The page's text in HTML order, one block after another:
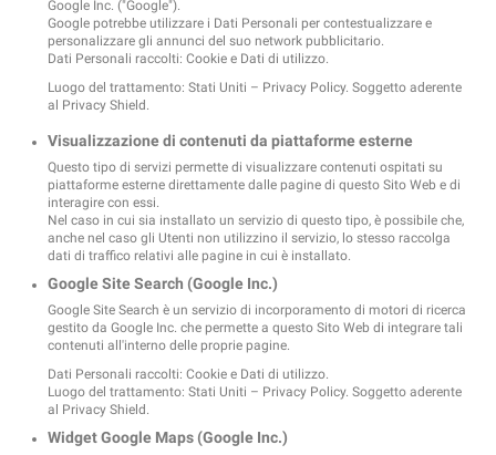
Google Inc. ("Google").
Google potrebbe utilizzare i Dati Personali per contestualizzare e
personalizzare gli annunci del suo network pubblicitario.
Dati Personali raccolti: Cookie e Dati di utilizzo.
Luogo del trattamento: Stati Uniti – Privacy Policy. Soggetto aderente
al Privacy Shield.
Visualizzazione di contenuti da piattaforme esterne
Questo tipo di servizi permette di visualizzare contenuti ospitati su
piattaforme esterne direttamente dalle pagine di questo Sito Web e di
interagire con essi.
Nel caso in cui sia installato un servizio di questo tipo, è possibile che,
anche nel caso gli Utenti non utilizzino il servizio, lo stesso raccolga
dati di traffico relativi alle pagine in cui è installato.
Google Site Search (Google Inc.)
Google Site Search è un servizio di incorporamento di motori di ricerca
gestito da Google Inc. che permette a questo Sito Web di integrare tali
contenuti all'interno delle proprie pagine.
Dati Personali raccolti: Cookie e Dati di utilizzo.
Luogo del trattamento: Stati Uniti – Privacy Policy. Soggetto aderente
al Privacy Shield.
Widget Google Maps (Google Inc.)